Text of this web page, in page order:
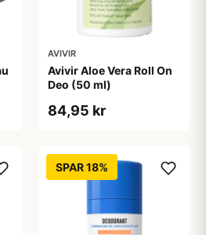
AVIVIR
Avivir Aloe Vera Roll On
Deo (50 ml)
84,95 kr
SPAR 18%